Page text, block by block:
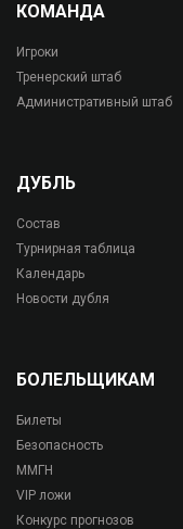
КОМАНДА
Игроки
Тренерский штаб
Административный штаб
ДУБЛЬ
Состав
Турнирная таблица
Календарь
Новости дубля
БОЛЕЛЬЩИКАМ
Билеты
Безопасность
ММГН
VIP ложи
Конкурс прогнозов